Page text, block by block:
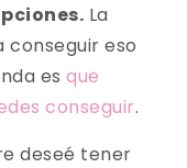
La
conseguir eso
es que
conseguir.
deseé tener